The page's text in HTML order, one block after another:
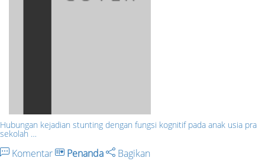
Hubungan kejadian stunting dengan fungsi kognitif pada anak usia pra
sekolah …
Komentar Penanda Bagikan